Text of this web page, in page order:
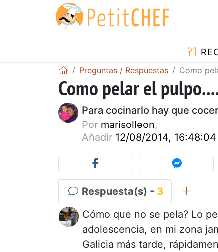
Preguntas / Respuestas Como
Como pelar el
Para cocinarlo hay que
Por marisolleon,
Añadir 12/08/2014, 16:48:04
Respuesta(s) - 3
Cómo que no se pela? Lo
adolescencia, en mi zona
Galicia más tarde,